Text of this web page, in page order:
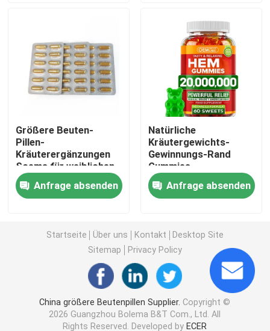
Kräuterergänzung Maca
Die Kräuterergänzungen der Frauen
Brust-Kräuterergänzung
Pflanzliche Kapseln zur Gewichtszunahme
Weibliche Verbesserung Gummies
Kollagen, das Kapsel weiß wird
Biotin-Vitamin Gummies
Größere Beuten-
Pillen-
Kräuterergänzungen
Soems für weiblichen
Hormonhaushalt
Anfrage absenden
Natürliche
Kräutergewichts-
Gewinnungs-Rand
Gummies-
Nahrungsmittelergänzung
Anfrage absenden
Startseite Über uns Kontakt
Desktop Site
Sitemap
Privacy Policy
China größere Beutenpillen Supplier. Copyright ©
2026 Guangzhou Bolema B&T Com., Ltd. All
Rights Reserved. Developed by ECER